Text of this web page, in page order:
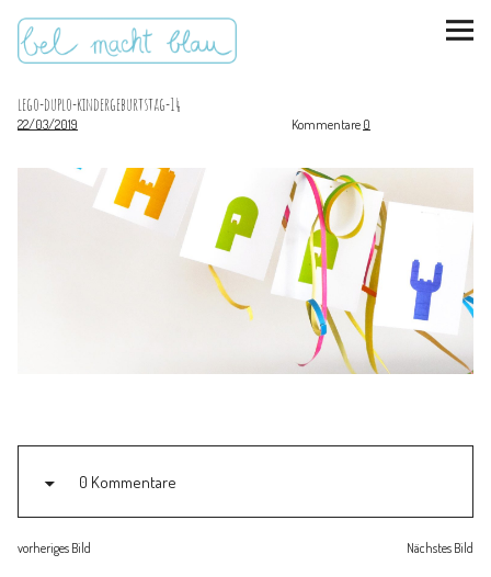
instagram
pinterestbloglovin
Kinderzimmer
Mathe für Mamas
lego-duplo-kindergeburtstag-14
22/03/2019 Kommentare 0
0 Kommentare
Nächstes Bild
vorheriges Bild